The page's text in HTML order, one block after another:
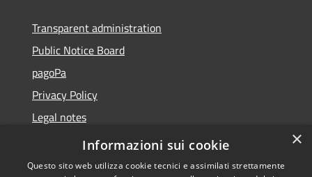
Transparent administration
Public Notice Board
pagoPa
Privacy Policy
Legal notes
Accessibility Statement
×
Informazioni sui cookie
Questo sito web utilizza cookie tecnici e assimilati strettamente